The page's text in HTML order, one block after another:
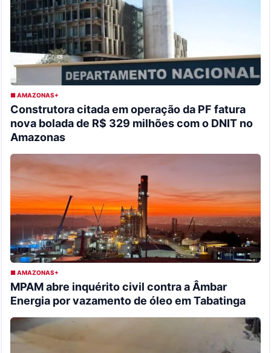
■ AMAZONAS+
Construtora citada em operação da PF fatura
nova bolada de R$ 329 milhões com o DNIT no
Amazonas
■ AMAZONAS+
MPAM abre inquérito civil contra a Âmbar
Energia por vazamento de óleo em Tabatinga